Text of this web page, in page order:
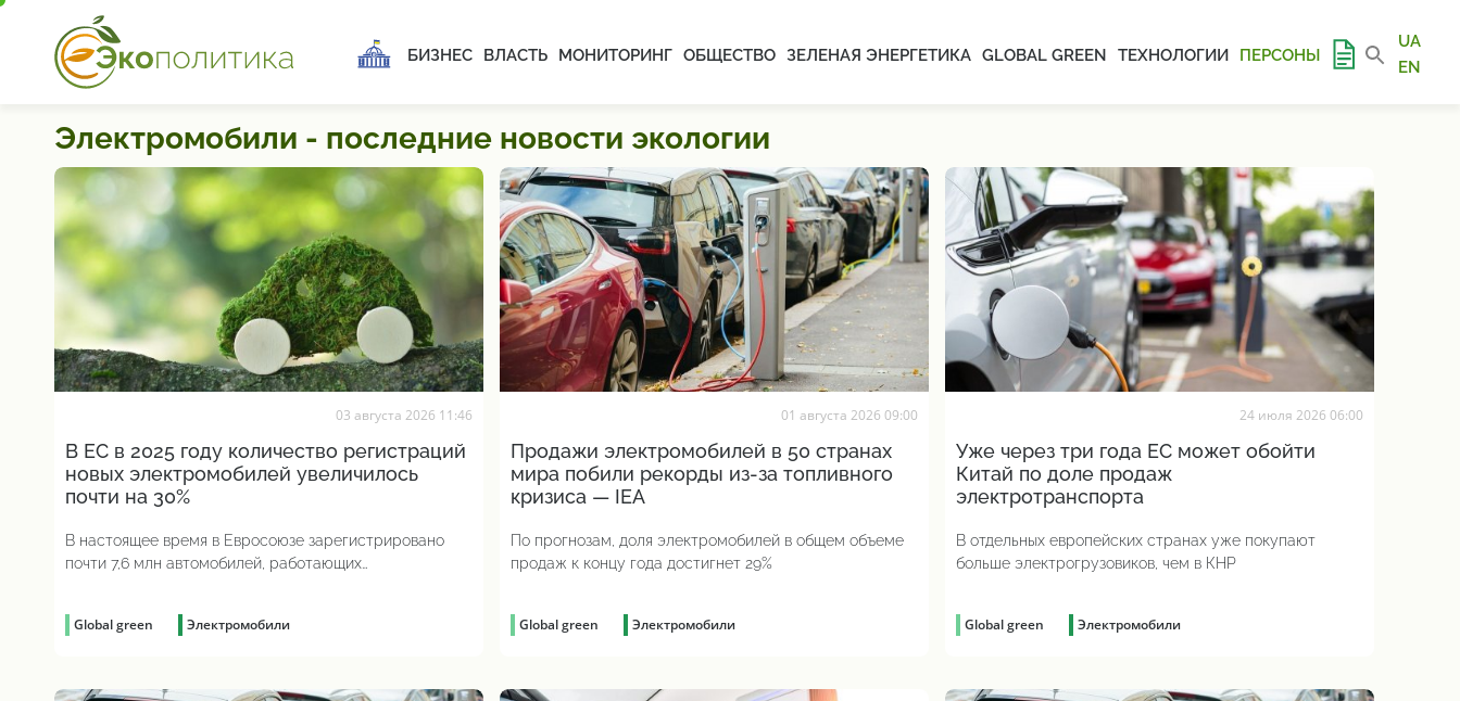
БИЗНЕС ВЛАСТЬ МОНИТОРИНГ ОБЩЕСТВО ЗЕЛЕНАЯ ЭНЕРГЕТИКА GLOBAL GREEN ТЕХНОЛОГИИ ПЕРСОНЫ
UA
EN
Электромобили - последние новости экологии
03 августа 2026 11:46
В ЕС в 2025 году количество регистраций
новых электромобилей увеличилось
почти на 30%
В настоящее время в Евросоюзе зарегистрировано
почти 7,6 млн автомобилей, работающих
Global green Электромобили
01 августа 2026 09:00
Продажи электромобилей в 50 странах
мира побили рекорды из-за топливного
кризиса — IEA
По прогнозам, доля электромобилей в общем объеме
продаж к концу года достигнет 29%
Global green Электромобили
24 июля 2026 06:00
Уже через три года ЕС может обойти
Китай по доле продаж
электротранспорта
В отдельных европейских странах уже покупают
больше электрогрузовиков, чем в КНР
Global green Электромобили